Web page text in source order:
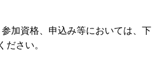
加資格、申込み等においては、下
ださい。